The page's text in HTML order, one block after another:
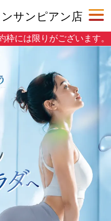
サンピアン店
枠には限りがございます。